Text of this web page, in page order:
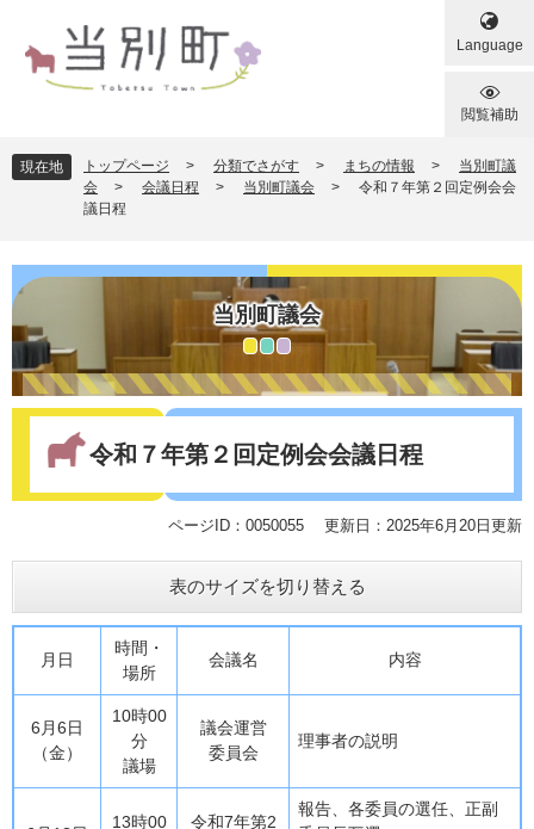
でば
文
Language
閲覧補助
現在地 トップページ > 分類でさがす > まちの情報 >
当別町議
会
> 会議日程 > 当別町議会 >
令和７年第２回定例会会
議日程
当別町議会
令和７年第２回定例会会議日程
ページID：0050055 更新日：2025年6月20日更新
表のサイズを切り替える
月日
時間・
場所
会議名 内容
6月6日
（金）
10時00
分
議場
議会運営
委員会
理事者の説明
13時00
令和7年第2
報告、各委員の選任、正副